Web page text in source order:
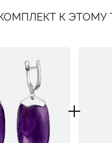
К ЭТОМУ